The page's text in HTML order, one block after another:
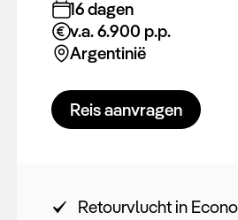
16 dagen
v.a. 6.900 p.p.
Argentinië
Reis aanvragen
Retourvlucht in